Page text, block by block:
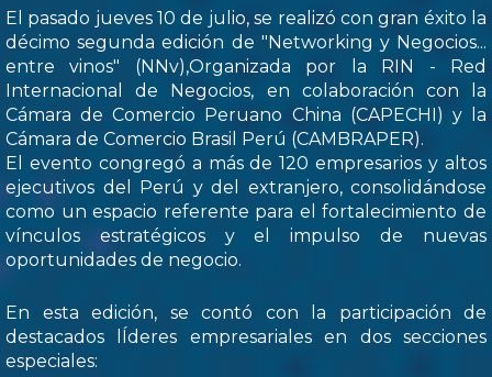
El pasado jueves 10 de julio, se realizó con gran éxito la
décimo segunda edición de "Networking y Negocios...
entre vinos" (NNv),Organizada por la RIN - Red
Internacional de Negocios, en colaboración con la
Cámara de Comercio Peruano China (CAPECHI) y la
Cámara de Comercio Brasil Perú (CAMBRAPER).
El evento congregó a más de 120 empresarios y altos
ejecutivos del Perú y del extranjero, consolidándose
como un espacio referente para el fortalecimiento de
vínculos estratégicos y el impulso de nuevas
oportunidades de negocio.
En esta edición, se contó con la participación de
destacados lÍderes empresariales en dos secciones
especiales: